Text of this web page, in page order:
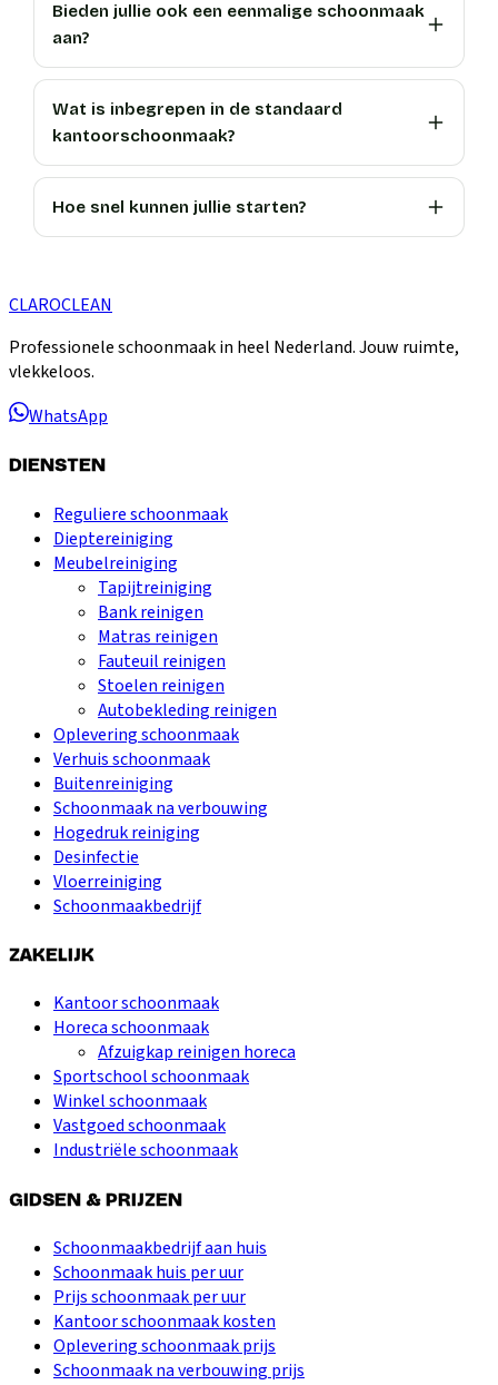
Bieden jullie ook een eenmalige schoonmaak
aan?
Wat is inbegrepen in de standaard
kantoorschoonmaak?
Hoe snel kunnen jullie starten?
CLAROCLEAN
Professionele schoonmaak in heel Nederland. Jouw ruimte,
vlekkeloos.
WhatsApp
DIENSTEN
Reguliere schoonmaak
Dieptereiniging
Meubelreiniging
Tapijtreiniging
Bank reinigen
Matras reinigen
Fauteuil reinigen
Stoelen reinigen
Autobekleding reinigen
Oplevering schoonmaak
Verhuis schoonmaak
Buitenreiniging
Schoonmaak na verbouwing
Hogedruk reiniging
Desinfectie
Vloerreiniging
Schoonmaakbedrijf
ZAKELIJK
Kantoor schoonmaak
Horeca schoonmaak
Afzuigkap reinigen horeca
Sportschool schoonmaak
Winkel schoonmaak
Vastgoed schoonmaak
Industriële schoonmaak
GIDSEN & PRIJZEN
Schoonmaakbedrijf aan huis
Schoonmaak huis per uur
Prijs schoonmaak per uur
Kantoor schoonmaak kosten
Oplevering schoonmaak prijs
Schoonmaak na verbouwing prijs